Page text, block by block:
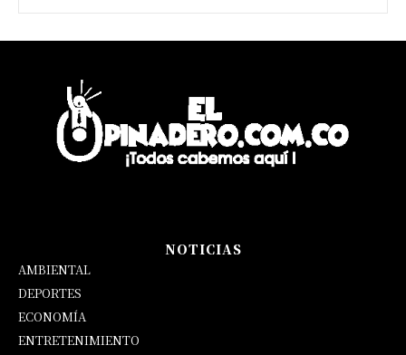
NOTICIAS
AMBIENTAL
DEPORTES
ECONOMÍA
ENTRETENIMIENTO